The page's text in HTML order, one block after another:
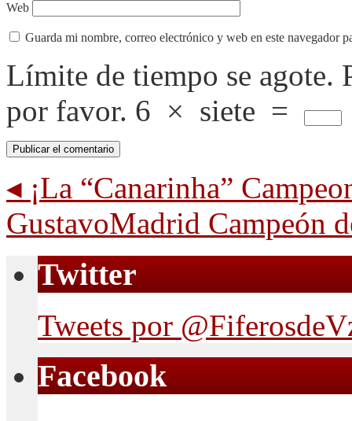
Web
Guarda mi nombre, correo electrónico y web en este navegador
Límite de tiempo se agote.
por favor. 6 × siete =
◂ ¡La “Canarinha”
GustavoMadrid Campeón
Twitter
Tweets por
Facebook